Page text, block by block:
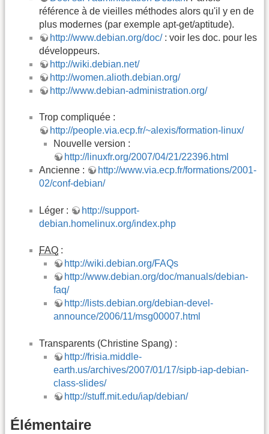
référence à de vieilles méthodes alors qu'il y en de
plus modernes (par exemple apt-get/aptitude).
http://www.debian.org/doc/: voir les doc. pour les
développeurs.
http://wiki.debian.net/
http://women.alioth.debian.org/
http://www.debian-administration.org/
Trop compliquée :
http://people.via.ecp.fr/~alexis/formation-linux/
Nouvelle version :
http://linuxfr.org/2007/04/21/22396.html
Ancienne :
http://www.via.ecp.fr/formations/2001-
02/conf-debian/
Léger :
http://support-
debian.homelinux.org/index.php
FAQ :
http://wiki.debian.org/FAQs
http://www.debian.org/doc/manuals/debian-
faq/
http://lists.debian.org/debian-devel-
announce/2006/11/msg00007.html
Transparents (Christine Spang) :
http://frisia.middle-
earth.us/archives/2007/01/17/sipb-iap-debian-
class-slides/
http://stuff.mit.edu/iap/debian/
Élémentaire